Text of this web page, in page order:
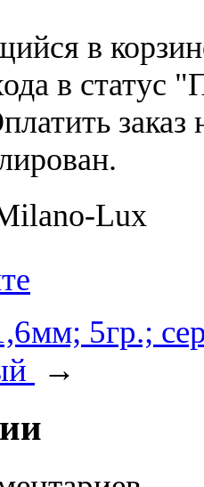
в
в статус
заказ
Lux
5гр.;
→